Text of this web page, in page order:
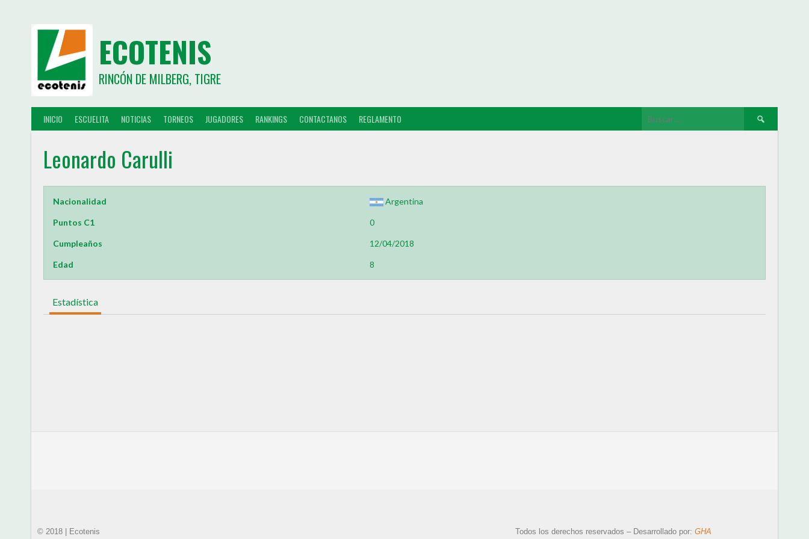
ECOTENIS
RINCÓN DE MILBERG, TIGRE
INICIO ESCUELITA NOTICIAS TORNEOS JUGADORES RANKINGS CONTACTANOS REGLAMENTO
Leonardo Carulli
Nacionalidad Argentina
Puntos C1 0
Cumpleaños 12/04/2018
Edad 8
Estadística
© 2018 | Ecotenis Todos los derechos reservados – Desarrollado por: GHA